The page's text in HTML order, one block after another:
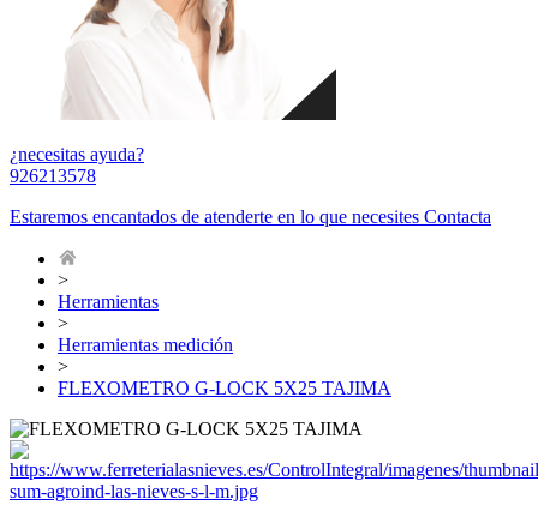
¿necesitas ayuda?
926213578
Estaremos encantados de atenderte en lo que necesites Contacta
>
Herramientas
>
Herramientas medición
>
FLEXOMETRO G-LOCK 5X25 TAJIMA